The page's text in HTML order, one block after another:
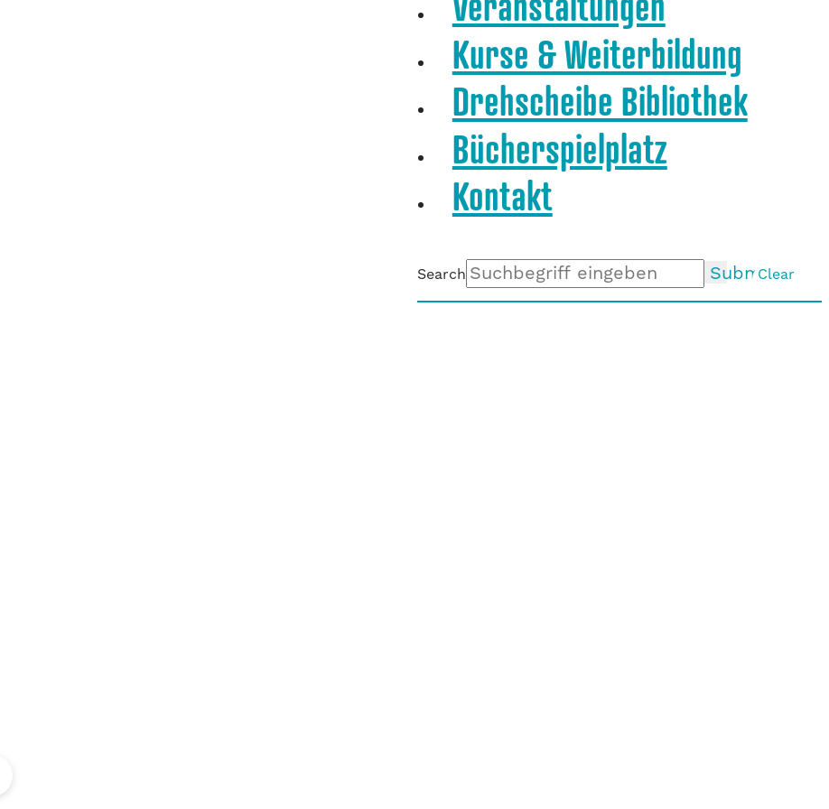
Kurse & Weiterbildung
Drehscheibe Bibliothek
Bücherspielplatz
Kontakt
Search SubmitClear